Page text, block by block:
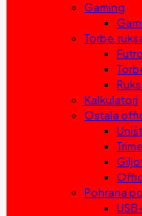
Gaming
Torbe,
Kalkulatori
Ostala
Pohrana